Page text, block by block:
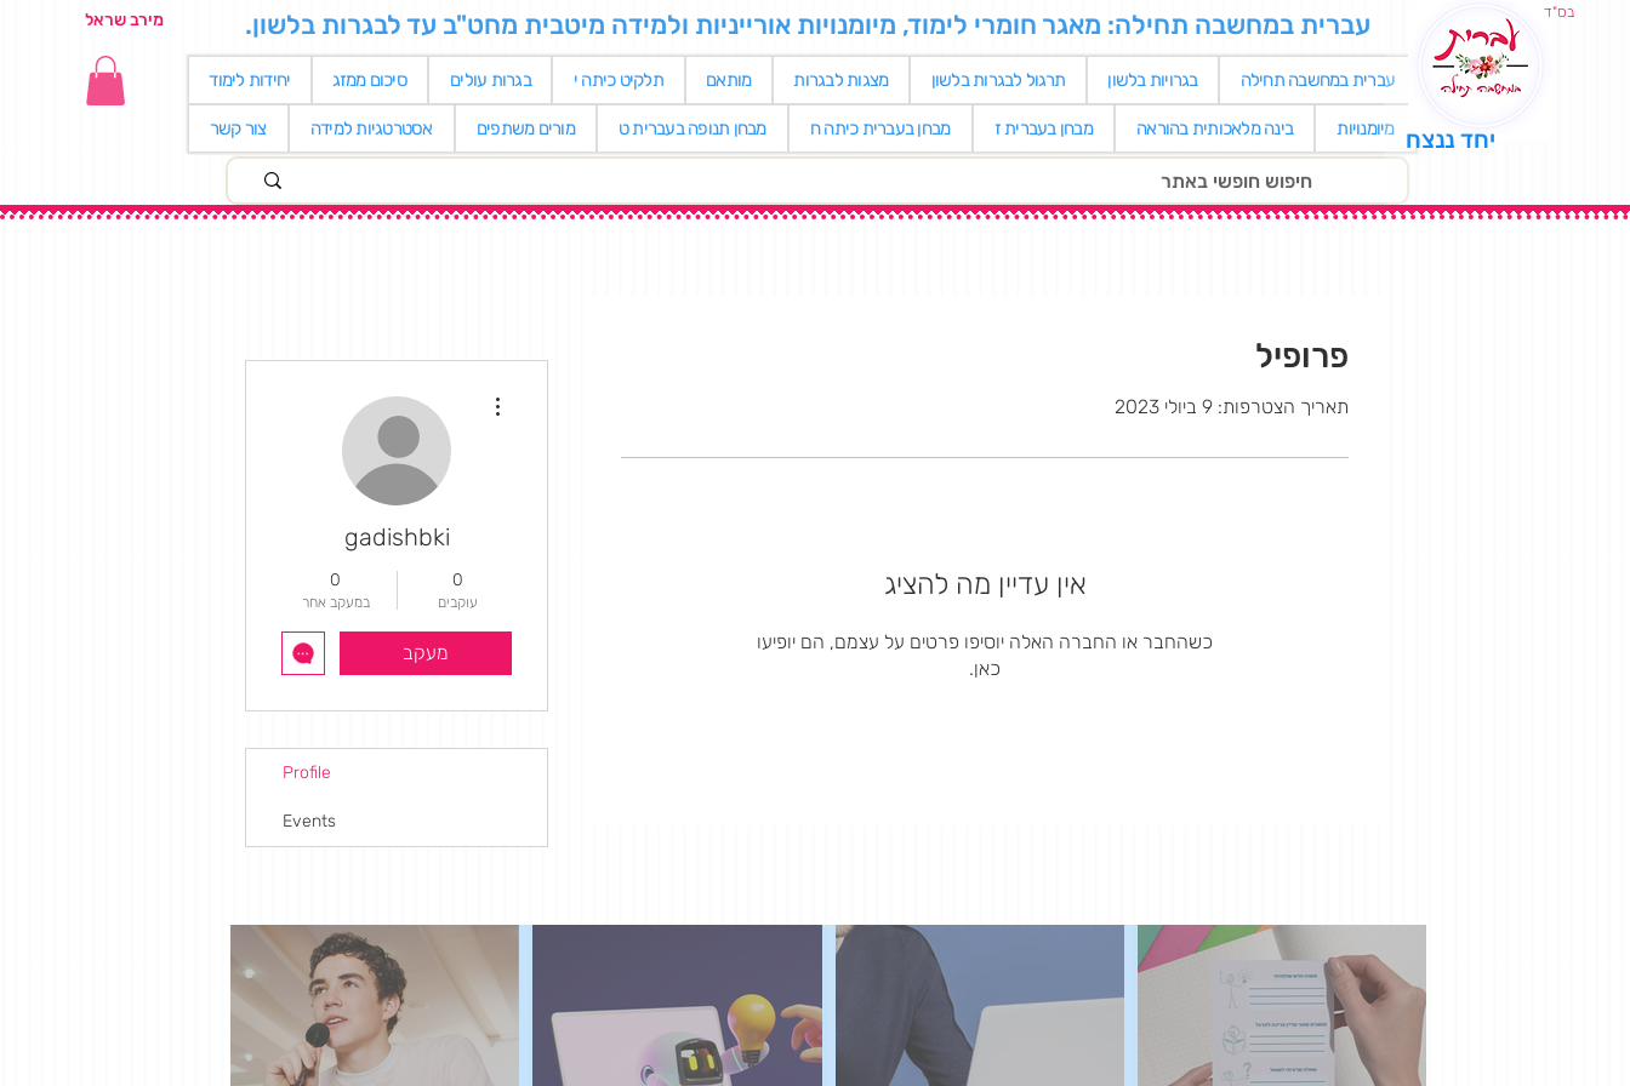
מירב שראל עברית במחשבה תחילה: מאגר חומרי לימוד, מיומנויות אורייניות ולמידה מיטבית מחט"ב עד לבגרות בלשון.
עברית במחשבה תחילה בגרויות בלשון תרגול לבגרות בלשון מצגות לבגרות מותאם תלקיט כיתה י בגרות עולים סיכום ממזג יחידות לימוד
מיומנויות בינה מלאכותית בהוראה מבחן בעברית ז מבחן בעברית כיתה ח מבחן תנופה בעברית ט מורים משתפים אסטרטגיות למידה צור קשר
בס"ד
יחד ננצח
פרופיל
תאריך הצטרפות: 9 ביולי 2023
אין עדיין מה להציג
כשהחבר או החברה האלה יוסיפו פרטים על עצמם, הם יופיעו
כאן.
gadishbki
0
עוקבים
0
במעקב אחר
מעקב
Profile
Events